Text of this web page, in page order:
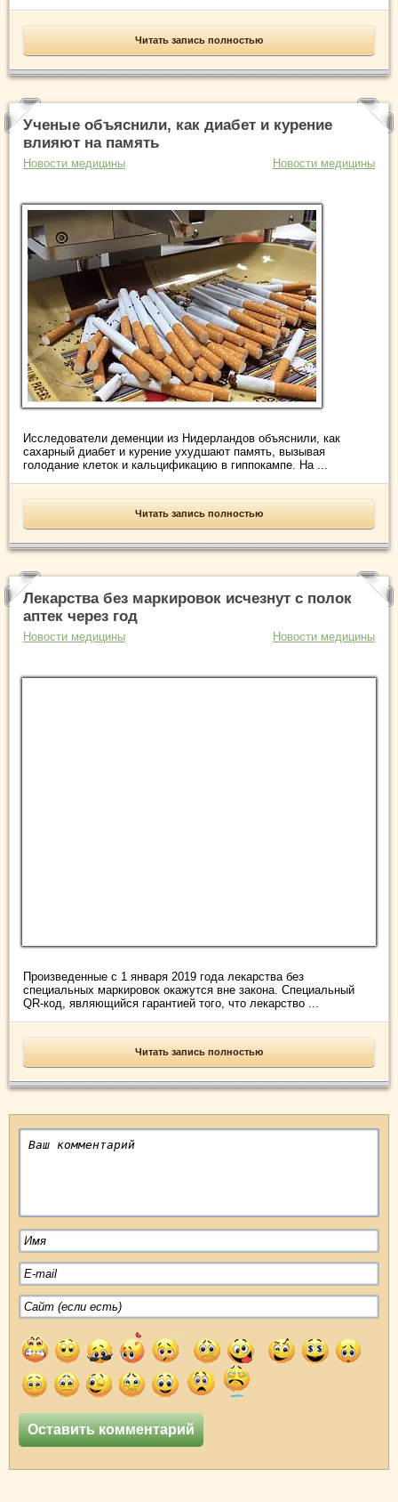
Читать запись полностью
Ученые объяснили, как диабет и курение
влияют на память
Новости медицины Новости медицины
Исследователи деменции из Нидерландов объяснили, как
сахарный диабет и курение ухудшают память, вызывая
голодание клеток и кальцификацию в гиппокампе. На ...
Читать запись полностью
Лекарства без маркировок исчезнут с полок
аптек через год
Новости медицины Новости медицины
Произведенные с 1 января 2019 года лекарства без
специальных маркировок окажутся вне закона. Специальный
QR-код, являющийся гарантией того, что лекарство ...
Читать запись полностью